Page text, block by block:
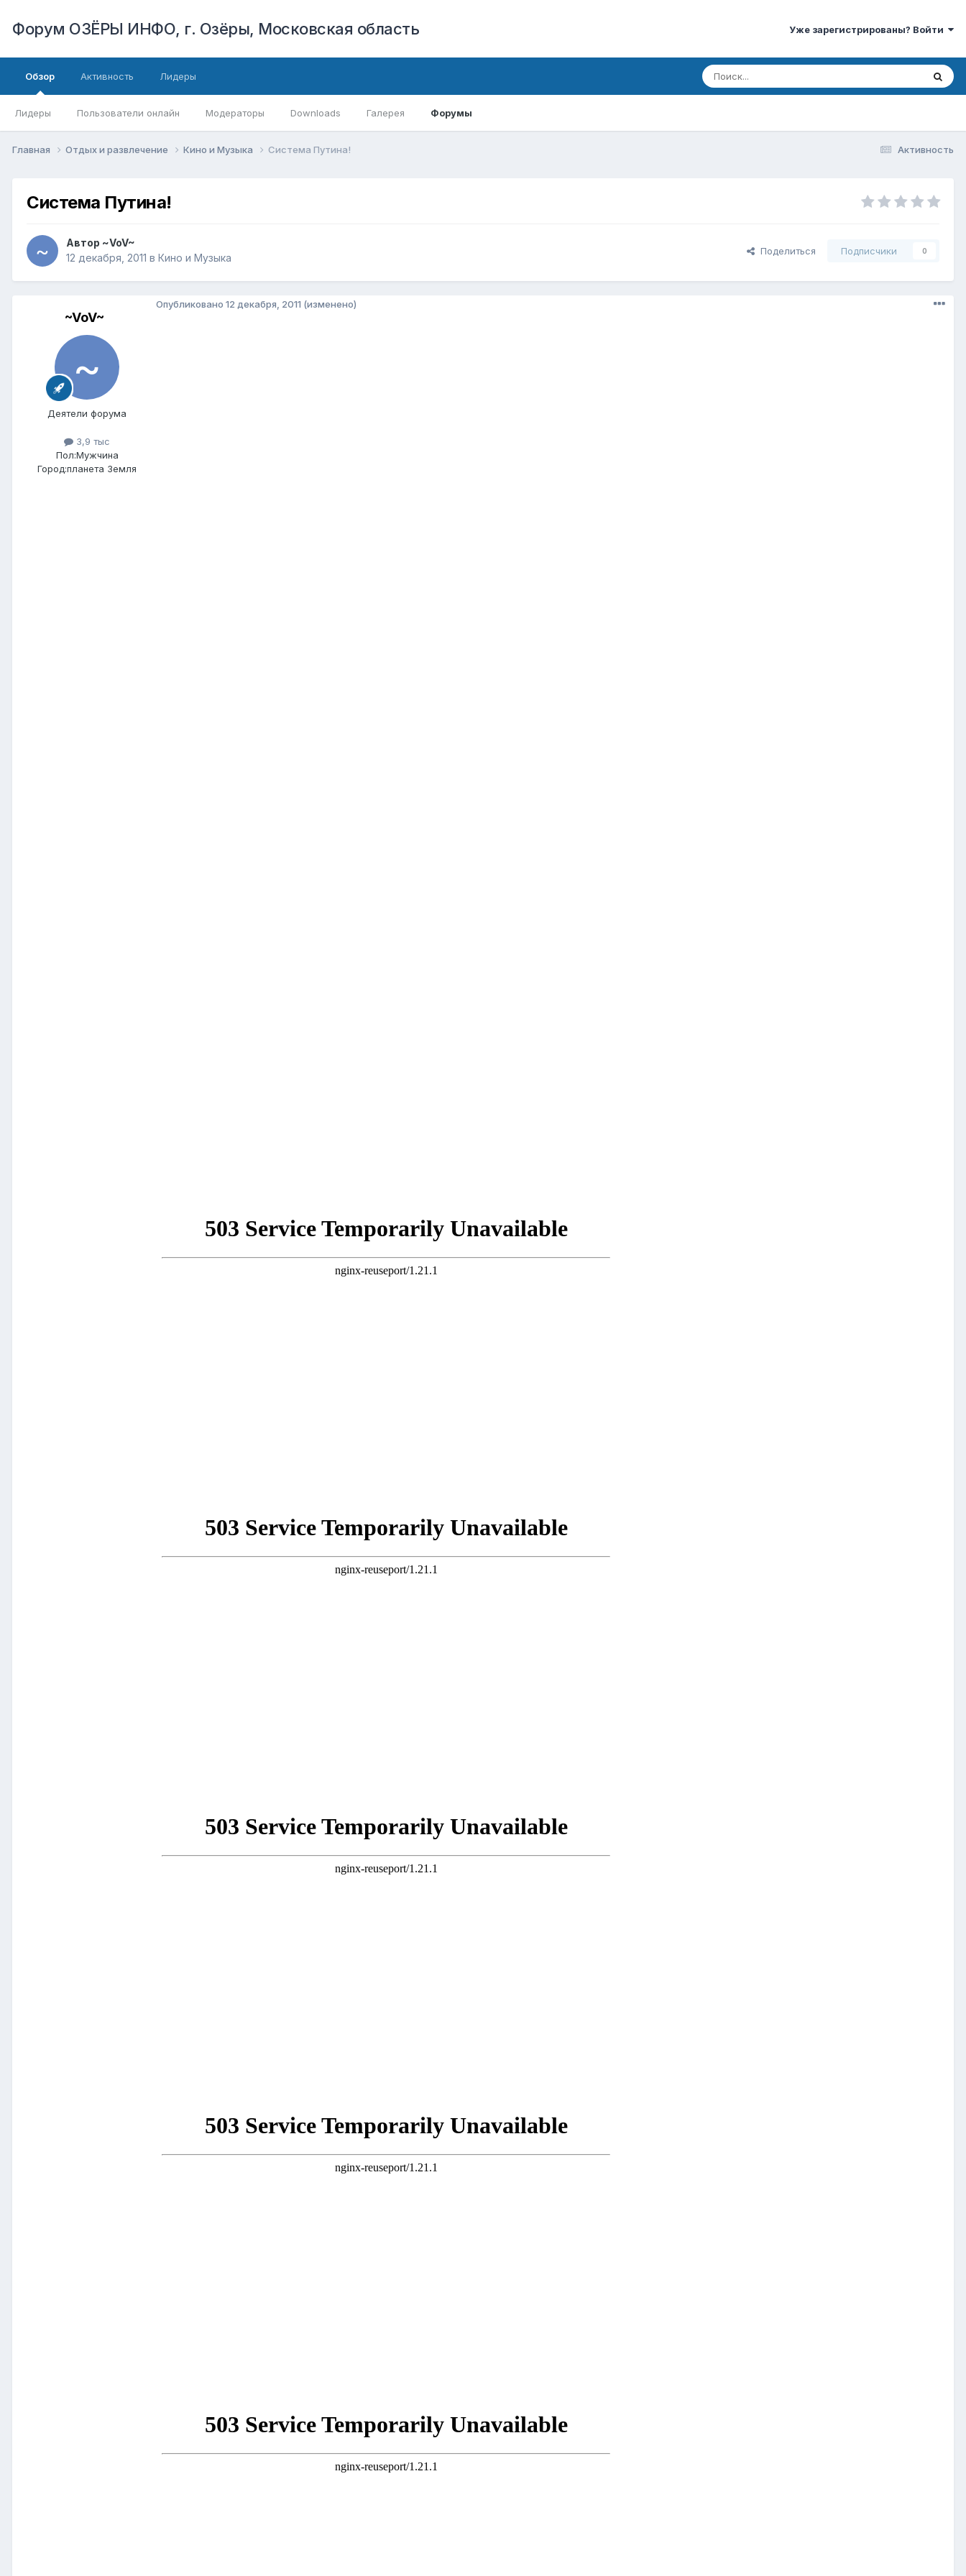
Форум ОЗЁРЫ ИНФО, г. Озёры, Московская область Уже зарегистрированы? Войти
Обзор
Лидеры Пользователи онлайн Модераторы Downloads Галерея Форумы
Активность Лидеры
Активность
Главная Отдых и развлечение Кино и Музыка Система Путина!
Система Путина!
Автор ~VoV~
12 декабря, 2011 в Кино и Музыка
Поделиться Подписчики 0
~VoV~
Деятели форума
3,9 тыс
Пол:Мужчина
Город:планета Земля
Опубликовано 12 декабря, 2011 (изменено)